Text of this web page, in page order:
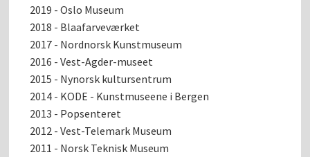
2019 - Oslo Museum
2018 - Blaafarveværket
2017 - Nordnorsk Kunstmuseum
2016 - Vest-Agder-museet
2015 - Nynorsk kultursentrum
2014 - KODE - Kunstmuseene i Bergen
2013 - Popsenteret
2012 - Vest-Telemark Museum
2011 - Norsk Teknisk Museum